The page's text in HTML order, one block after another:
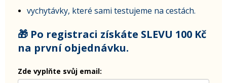
vychytávky, které sami testujeme na cestách.
🎁 Po registraci získáte SLEVU 100 Kč
na první objednávku.
Zde vyplňte svůj email: